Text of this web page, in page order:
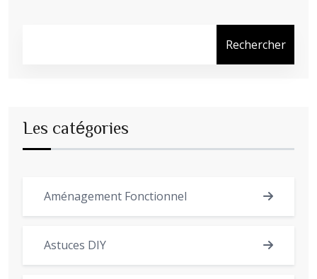
Rechercher
Les catégories
Aménagement Fonctionnel
Astuces DIY